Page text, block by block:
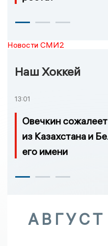
Новости СМИ2
Наш Хоккей
13:01
Овечкин
из Казахстана и
его имени
АВГУСТ